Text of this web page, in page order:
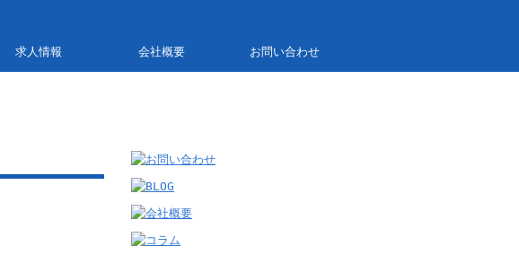
求人情報 会社概要 お問い合わせ